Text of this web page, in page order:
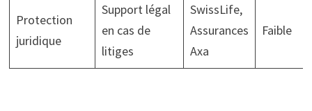
Protection
juridique
Support légal
en cas de
litiges
SwissLife,
Assurances
Axa
Faible